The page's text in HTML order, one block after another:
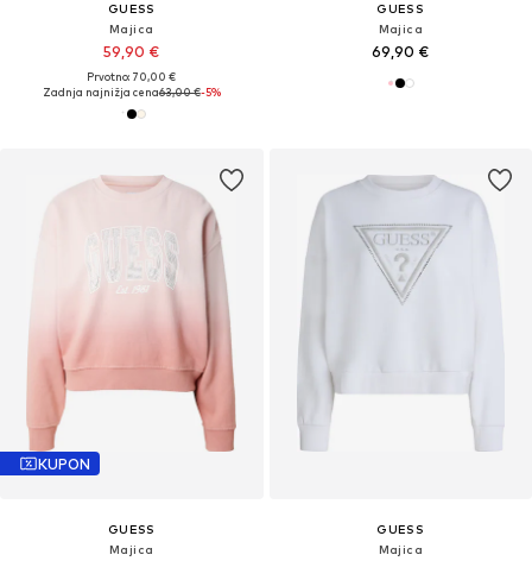
GUESS
Majica
59,90 €
Prvotno: 70,00 €
Zadnja najnižja cena63,00 €-5%
GUESS
Majica
69,90 €
KUPON
GUESS
Majica
GUESS
Majica